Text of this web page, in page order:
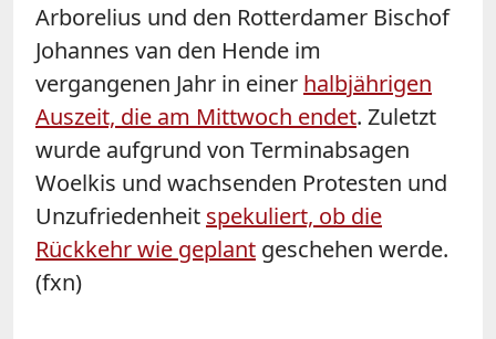
Arborelius und den Rotterdamer Bischof
Johannes van den Hende im
vergangenen Jahr in einer halbjährigen
Auszeit, die am Mittwoch endet. Zuletzt
wurde aufgrund von Terminabsagen
Woelkis und wachsenden Protesten und
Unzufriedenheit spekuliert, ob die
Rückkehr wie geplant geschehen werde.
(fxn)